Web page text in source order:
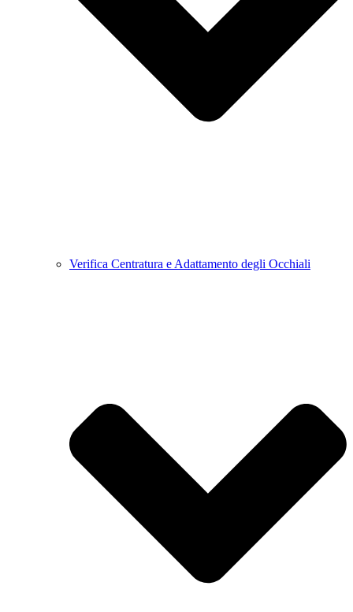
Verifica Centratura e Adattamento degli Occhiali